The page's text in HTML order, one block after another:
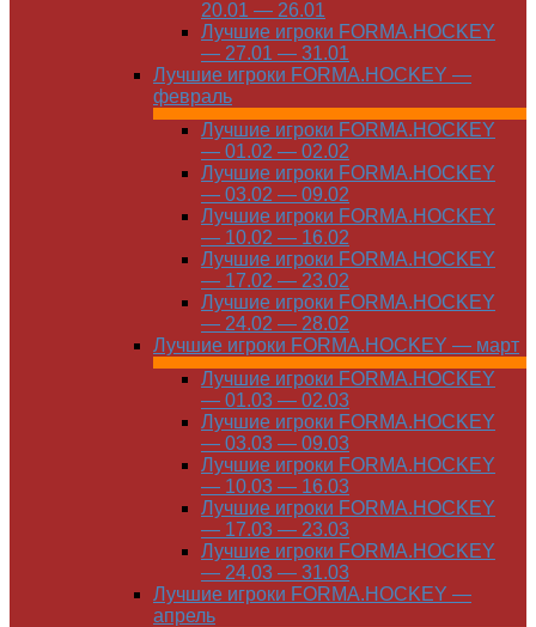
20.01 — 26.01
Лучшие игроки FORMA.HOCKEY
— 27.01 — 31.01
Лучшие игроки FORMA.HOCKEY —
февраль
Лучшие игроки FORMA.HOCKEY
— 01.02 — 02.02
Лучшие игроки FORMA.HOCKEY
— 03.02 — 09.02
Лучшие игроки FORMA.HOCKEY
— 10.02 — 16.02
Лучшие игроки FORMA.HOCKEY
— 17.02 — 23.02
Лучшие игроки FORMA.HOCKEY
— 24.02 — 28.02
Лучшие игроки FORMA.HOCKEY — март
Лучшие игроки FORMA.HOCKEY
— 01.03 — 02.03
Лучшие игроки FORMA.HOCKEY
— 03.03 — 09.03
Лучшие игроки FORMA.HOCKEY
— 10.03 — 16.03
Лучшие игроки FORMA.HOCKEY
— 17.03 — 23.03
Лучшие игроки FORMA.HOCKEY
— 24.03 — 31.03
Лучшие игроки FORMA.HOCKEY —
апрель